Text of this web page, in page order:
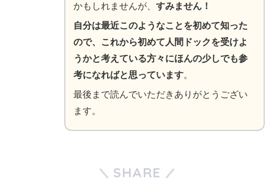
かもしれませんが、 すみません！
自分は最近このようなことを初めて知った
ので、これから初めて人間ドックを受けよ
うかと考えている方々にほんの少しでも参
考になればと思っています。
最後まで読んでいただきありがとうござい
ます。
SHARE